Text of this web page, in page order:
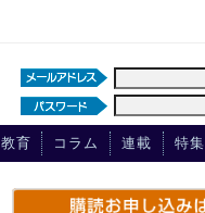
教育 コラム 連載 特集